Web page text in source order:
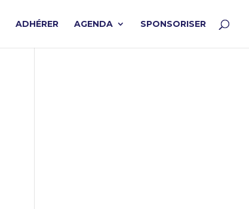
ADHÉRER AGENDA SPONSORISER